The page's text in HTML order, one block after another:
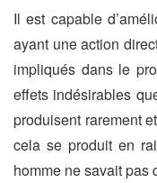
Il est capable
ayant une action
impliqués dans le
effets indésirables
produisent rarement
cela se produit en
homme ne savait pas